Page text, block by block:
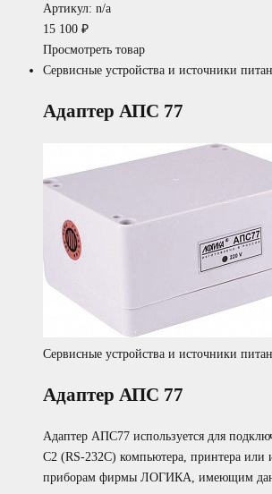
Артикул: n/a
15 100 ₽
Просмотреть товар
Сервисные устройства и источники
Адаптер АПС 77
Сервисные устройства и источники
Адаптер АПС 77
Адаптер АПС77 используется для
С2 (RS-232C) компьютера, принтера или
приборам фирмы ЛОГИКА, имеющим